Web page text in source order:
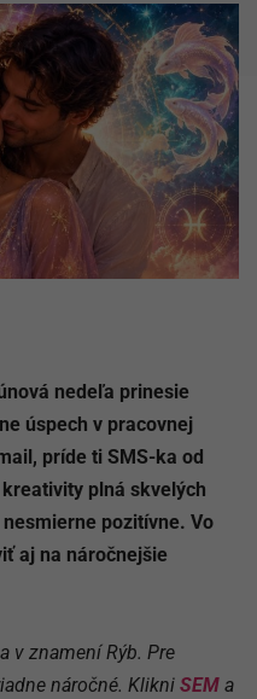
nedeľa prinesie
úspech v pracovnej
príde ti SMS-ka od
plná skvelých
pozitívne. Vo
aj na náročnejšie
v znamení Rýb. Pre
náročné. Klikni SEM a